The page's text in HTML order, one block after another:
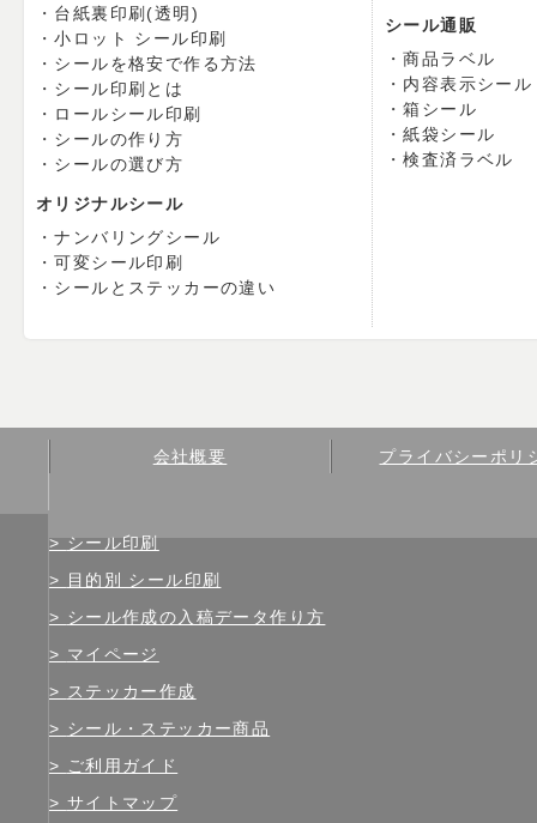
台紙裏印刷(透明)
小ロット シール印刷
シールを格安で作る方法
シール印刷とは
ロールシール印刷
シールの作り方
シールの選び方
オリジナルシール
ナンバリングシール
可変シール印刷
シールとステッカーの違い
シール通販
商品ラベル
内容表示シール
箱シール
紙袋シール
検査済ラベル
会社概要 プライバシーポリ
シール印刷
目的別 シール印刷
シール作成の入稿データ作り方
マイページ
ステッカー作成
シール・ステッカー商品
ご利用ガイド
サイトマップ